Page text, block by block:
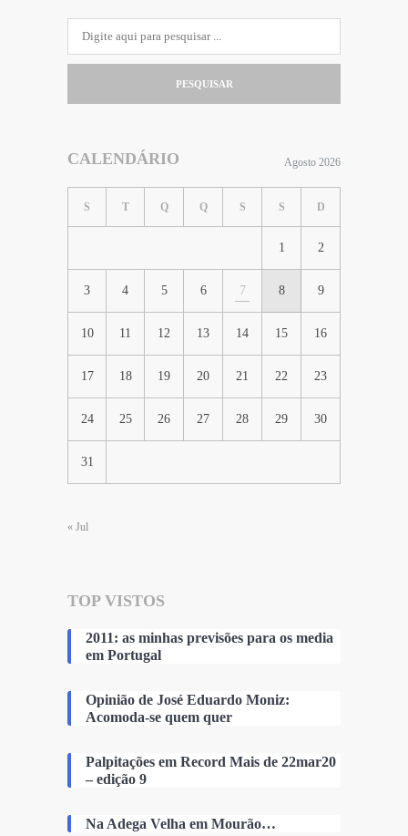
PESQUISAR
CALENDÁRIO Agosto 2026
S T Q Q S S D
1 2
3 4 5 6 7 8 9
10 11 12 13 14 15 16
17 18 19 20 21 22 23
24 25 26 27 28 29 30
31
« Jul
TOP VISTOS
2011: as minhas previsões para os media
em Portugal
Opinião de José Eduardo Moniz:
Acomoda-se quem quer
Palpitações em Record Mais de 22mar20
– edição 9
Na Adega Velha em Mourão…